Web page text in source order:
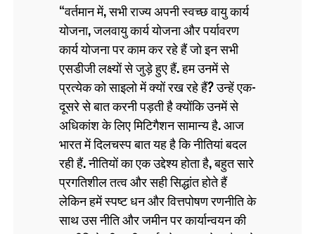
वर्तमान में, सभी राज्य अपनी स्वच्छ वायु कार्य
योजना, जलवायु कार्य योजना और पर्यावरण
कार्य योजना पर काम कर रहे हैं जो इन सभी
एसडीजी लक्ष्यों से जुड़े हुए हैं. हम उनमें से
प्रत्येक को साइलो में क्यों रख रहे हैं? उन्हें एक-
दूसरे से बात करनी पड़ती है क्योंकि उनमें से
अधिकांश के लिए मिटिगैशन सामान्य है. आज
भारत में दिलचस्प बात यह है कि नीतियां बदल
रही हैं. नीतियों का एक उद्देश्य होता है, बहुत सारे
प्रगतिशील तत्व और सही सिद्धांत होते हैं
लेकिन हमें स्पष्ट धन और वित्तपोषण रणनीति के
साथ उस नीति और जमीन पर कार्यान्वयन की